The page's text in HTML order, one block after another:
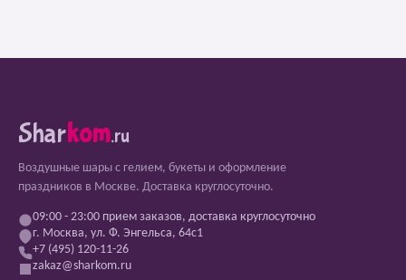
Sharkom.ru
Воздушные шары с гелием, букеты и оформление
праздников в Москве. Доставка круглосуточно.
09:00 - 23:00 прием заказов, доставка круглосуточно
г. Москва, ул. Ф. Энгельса, 64с1
+7 (495) 120-11-26
zakaz@sharkom.ru